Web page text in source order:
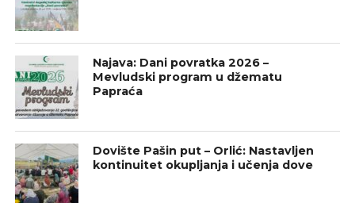
Najava: Dani povratka 2026 –
Mevludski program u džematu
Papraća
Dovište Pašin put – Orlić: Nastavljen
kontinuitet okupljanja i učenja dove